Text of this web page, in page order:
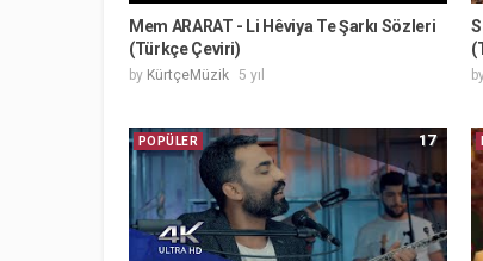
Mem ARARAT - Li Hêviya Te Şarkı Sözleri
(Türkçe Çeviri)
by KürtçeMüzik 5 yıl
17
POPÜLER